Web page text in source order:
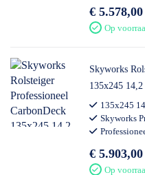
€ 5.578,00
Op
Skyworks
135x245
135x245
Skyworks
€ 5.903,00
Op